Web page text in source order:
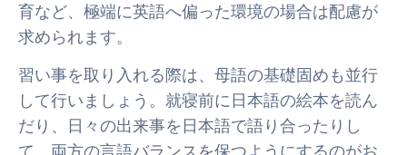
育など、極端に英語へ偏った環境の場合は配慮が
求められます。
習い事を取り入れる際は、母語の基礎固めも並行
して行いましょう。就寝前に日本語の絵本を読ん
だり、日々の出来事を日本語で語り合ったりし